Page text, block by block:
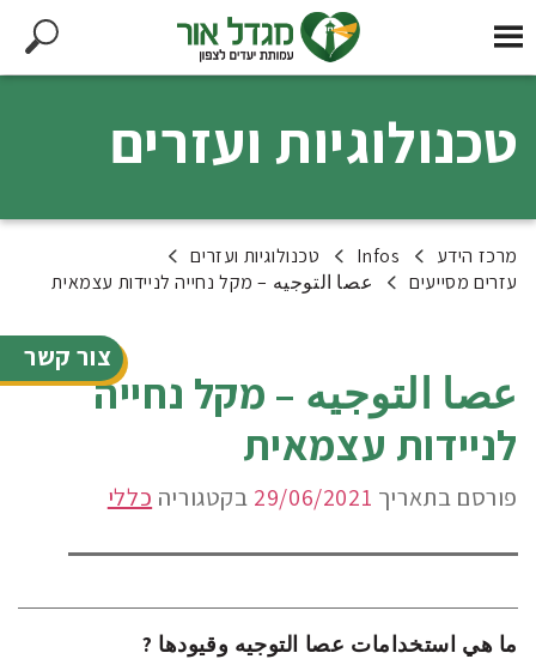
צור קשר
טכנולוגיות ועזרים
מרכז הידע Infos
טכנולוגיות ועזרים
עזרים מסייעים
عصا التوجيه – מקל נחייה לניידות עצמאית
عصا التوجيه – מקל נחייה
לניידות עצמאית
פורסם בתאריך 29/06/2021 בקטגוריה כללי
ما هي استخدامات عصا التوجيه وقيودها ?